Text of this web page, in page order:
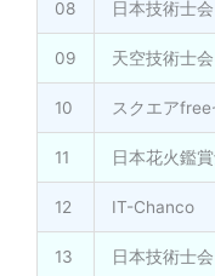
08 日本技術士
09 天空技術士
10 スクエア
11 日本花火鑑
12 IT-Chanco
13 日本技術士